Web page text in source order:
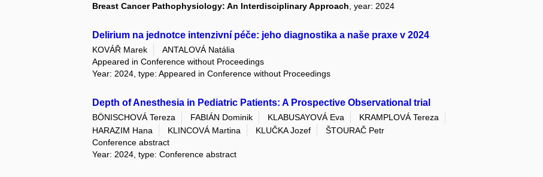
Breast Cancer Pathophysiology: An Interdisciplinary Approach , year: 2024
Delirium na jednotce intenzivní péče: jeho diagnostika a naše praxe v 2024
KOVÁŘ Marek
ANTALOVÁ Natália
Appeared in Conference without Proceedings
Year: 2024, type: Appeared in Conference without Proceedings
Depth of Anesthesia in Pediatric Patients: A Prospective Observational trial
BÖNISCHOVÁ Tereza FABIÁN Dominik KLABUSAYOVÁ Eva
KRAMPLOVÁ Tereza
HARAZIM Hana
KLINCOVÁ Martina KLUČKA Jozef
ŠTOURAČ Petr
Conference abstract
Year: 2024, type: Conference abstract